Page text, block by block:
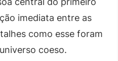
imediata entre as
como esse foram
coeso.